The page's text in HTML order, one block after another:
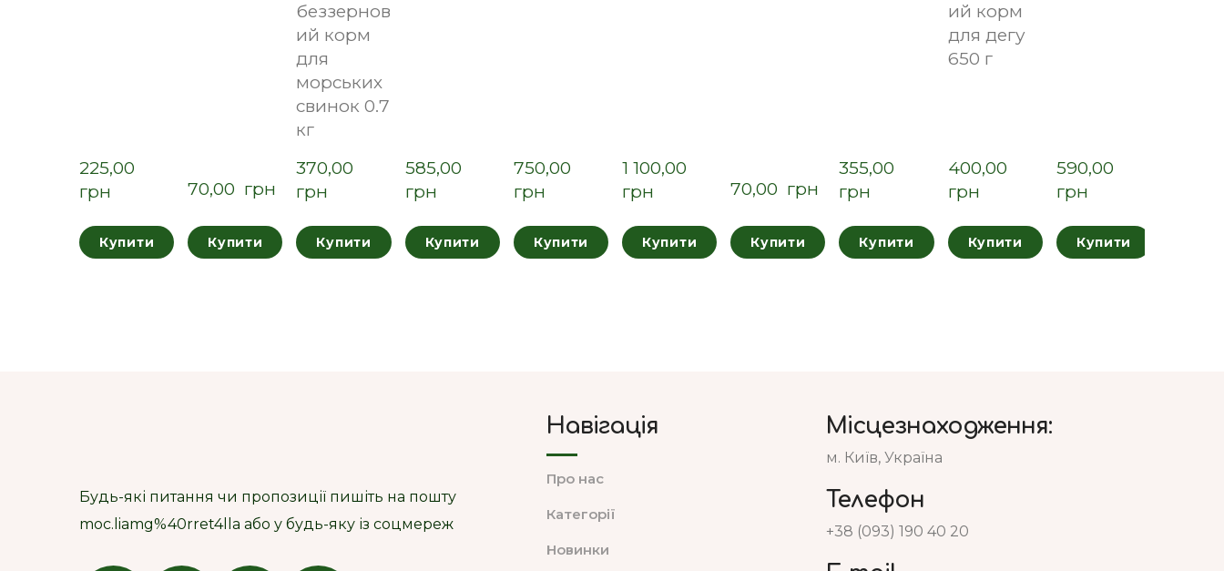
225,00
грн
Купити
70,00  грн
Купити
беззернов
ий корм
для
морських
свинок 0.7
кг
370,00
грн
Купити
585,00
грн
Купити
750,00
грн
Купити
1 100,00
грн
Купити
70,00  грн
Купити
355,00
грн
Купити
ий корм
для дегу
650 г
400,00
грн
Купити
590,00
грн
Купити
Будь-які питання чи пропозиції пишіть на пошту
moc.liamg%40rret4lla або у будь-яку із соцмереж
Навігація
Про нас
Категорії
Новинки
Місцезнаходження:
м. Київ, Україна
Телефон
+38 (093) 190 40 20